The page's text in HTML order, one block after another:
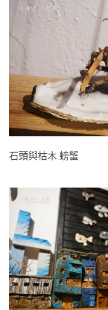
石頭與枯木 螃蟹